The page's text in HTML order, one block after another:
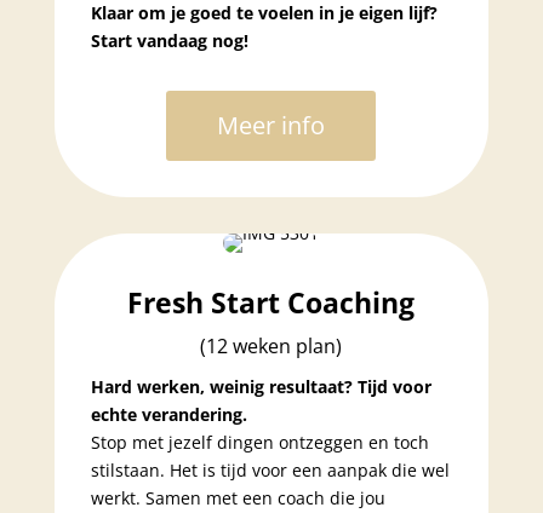
Klaar om je goed te voelen in je eigen lijf?
Start vandaag nog!
Meer info
Fresh Start Coaching
(12 weken plan)
Hard werken, weinig resultaat? Tijd voor
echte verandering.
Stop met jezelf dingen ontzeggen en toch
stilstaan. Het is tijd voor een aanpak die wel
werkt. Samen met een coach die jou